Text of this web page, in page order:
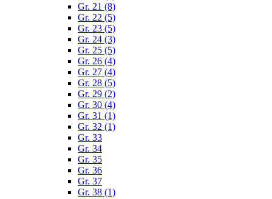
Gr. 21 (8)
Gr. 22 (5)
Gr. 23 (5)
Gr. 24 (3)
Gr. 25 (5)
Gr. 26 (4)
Gr. 27 (4)
Gr. 28 (5)
Gr. 29 (2)
Gr. 30 (4)
Gr. 31 (1)
Gr. 32 (1)
Gr. 33
Gr. 34
Gr. 35
Gr. 36
Gr. 37
Gr. 38 (1)